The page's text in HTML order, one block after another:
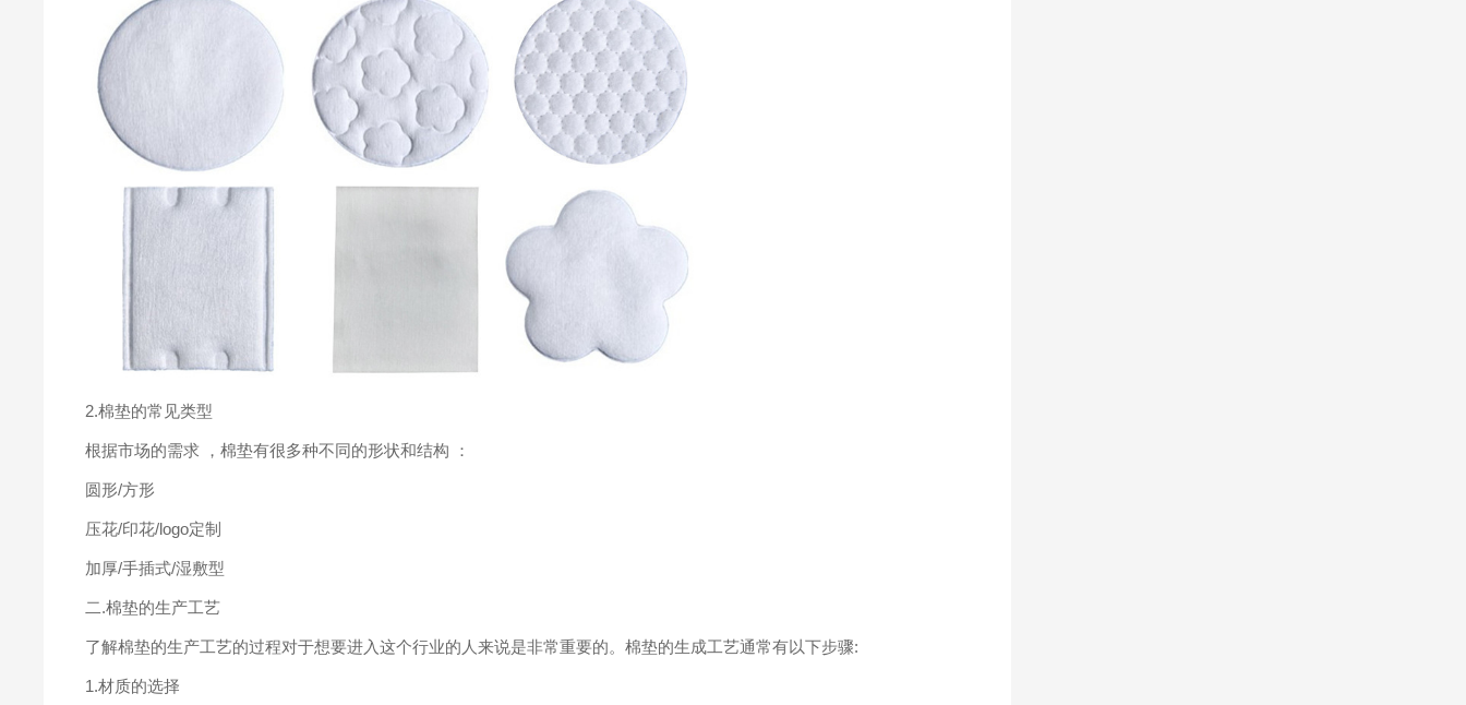
2.棉垫的常见类型
根据市场的需求 ，棉垫有很多种不同的形状和结构 ：
圆形/方形
压花/印花/logo定制
加厚/手插式/湿敷型
二.棉垫的生产工艺
了解棉垫的生产工艺的过程对于想要进入这个行业的人来说是非常重要的。棉垫的生成工艺通常有以下步骤:
1.材质的选择